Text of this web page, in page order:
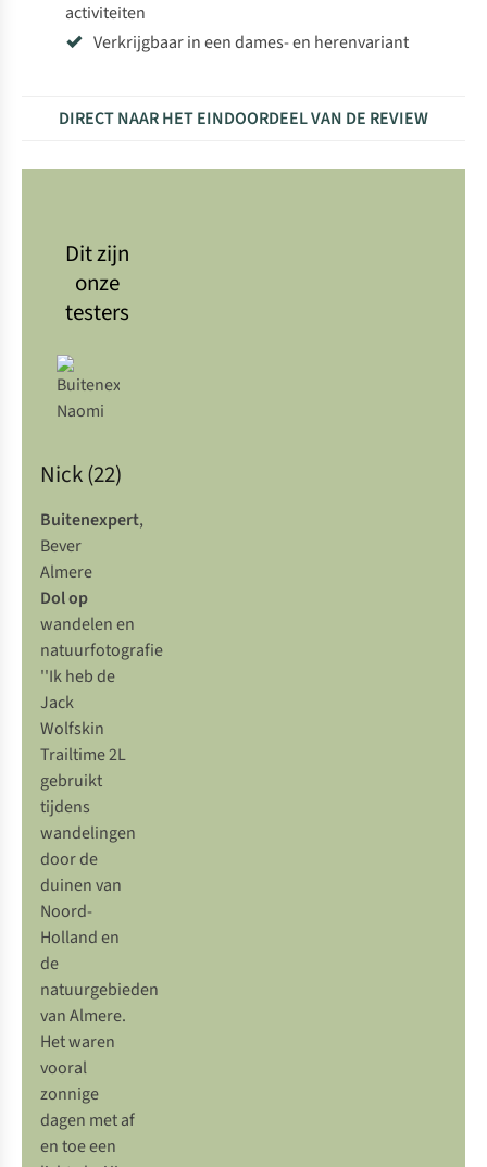
activiteiten
Verkrijgbaar in een dames- en herenvariant
DIRECT NAAR HET EINDOORDEEL VAN DE REVIEW
Dit zijn
onze
testers
Nick (22)
Buitenexpert,
Bever
Almere
Dol op
wandelen en
natuurfotografie
''Ik heb de
Jack
Wolfskin
Trailtime 2L
gebruikt
tijdens
wandelingen
door de
duinen van
Noord-
Holland en
de
natuurgebieden
van Almere.
Het waren
vooral
zonnige
dagen met af
en toe een